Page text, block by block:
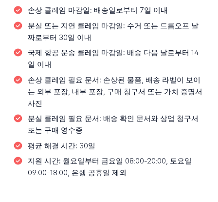
손상 클레임 마감일: 배송일로부터 7일 이내
분실 또는 지연 클레임 마감일: 수거 또는 드롭오프 날
짜로부터 30일 이내
국제 항공 운송 클레임 마감일: 배송 다음 날로부터 14
일 이내
손상 클레임 필요 문서: 손상된 물품, 배송 라벨이 보이
는 외부 포장, 내부 포장, 구매 청구서 또는 가치 증명서
사진
분실 클레임 필요 문서: 배송 확인 문서와 상업 청구서
또는 구매 영수증
평균 해결 시간: 30일
지원 시간: 월요일부터 금요일 08:00-20:00, 토요일
09:00-18:00, 은행 공휴일 제외